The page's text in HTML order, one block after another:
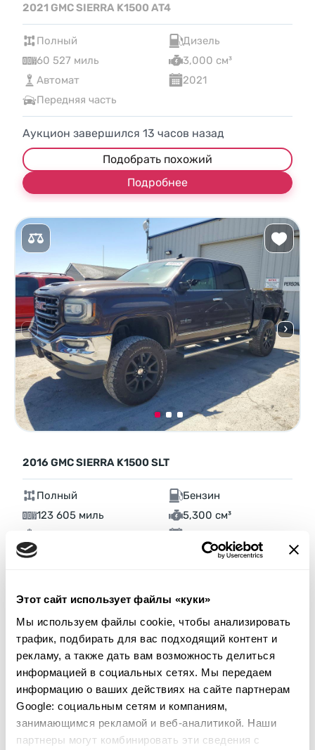
Этот сайт использует файлы «куки»
Мы используем файлы cookie, чтобы анализировать
трафик, подбирать для вас подходящий контент и
рекламу, а также дать вам возможность делиться
информацией в социальных сетях. Мы передаем
информацию о ваших действиях на сайте партнерам
Google: социальным сетям и компаниям,
занимающимся рекламой и веб-аналитикой. Наши
партнеры могут комбинировать эти сведения с
2021 GMC SIERRA K1500 AT4
Полный
Дизель
60 527 миль
3,000 см³
Автомат
2021
Передняя часть
Аукцион завершился 13 часов назад
Подобрать похожий
Подробнее
2016 GMC SIERRA K1500 SLT
Полный
Бензин
123 605 миль
5,300 см³
Задняя часть
Текущая ставка:
Сделать ставку
Подробнее